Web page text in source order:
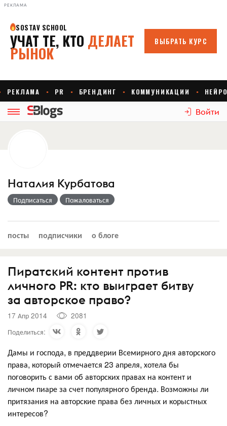
РЕКЛАМА
Войти
Наталия Курбатова
Подписаться Пожаловаться
посты подписчики о блоге
Пиратский контент против
личного PR: кто выиграет битву
за авторское право?
17 Апр 2014
2081
Поделиться:
Дамы и господа, в преддверии Всемирного дня авторского
права, который отмечается 23 апреля, хотела бы
поговорить с вами об авторских правах на контент и
личном пиаре за счет популярного бренда. Возможны ли
притязания на авторские права без личных и корыстных
интересов?